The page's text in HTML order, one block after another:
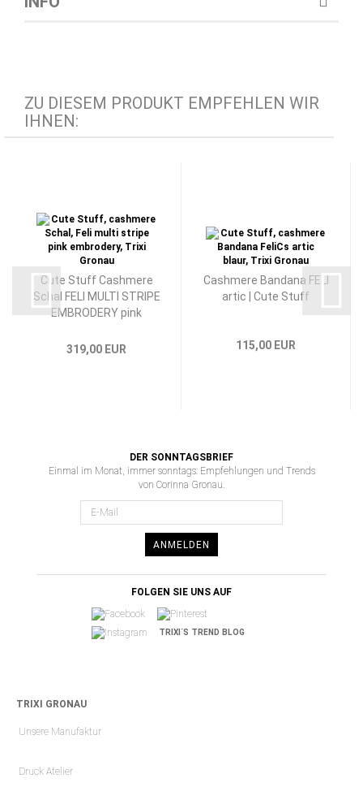
ZU DIESEM PRODUKT EMPFEHLEN WIR
IHNEN:
Cute Stuff Cashmere
Schal FELI MULTI STRIPE
EMBRODERY pink
319,00 EUR
Cashmere Bandana FELI
artic | Cute Stuff
115,00 EUR
DER SONNTAGSBRIEF
Einmal im Monat, immer sonntags: Empfehlungen und Trends
von Corinna Gronau.
ANMELDEN
FOLGEN SIE UNS AUF
TRIXI´S TREND BLOG
TRIXI GRONAU
Unsere Manufaktur
Druck Atelier